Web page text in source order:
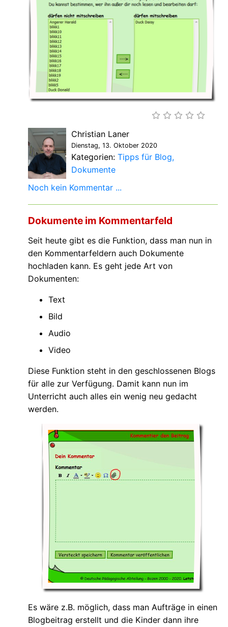
Christian Laner
Dienstag, 13. Oktober 2020
Kategorien: Tipps für Blog
Dokumente
Noch kein Kommentar ...
Dokumente im Kommentarfeld
Seit heute gibt es die Funktion, dass man nun in
den Kommentarfeldern auch Dokumente
hochladen kann. Es geht jede Art von
Dokumenten:
Text
Bild
Audio
Video
Diese Funktion steht in den geschlossenen Blogs
für alle zur Verfügung. Damit kann nun im
Unterricht auch alles ein wenig neu gedacht
werden.
Es wäre z.B. möglich, dass man Aufträge in einen
Blogbeitrag erstellt und die Kinder dann ihre